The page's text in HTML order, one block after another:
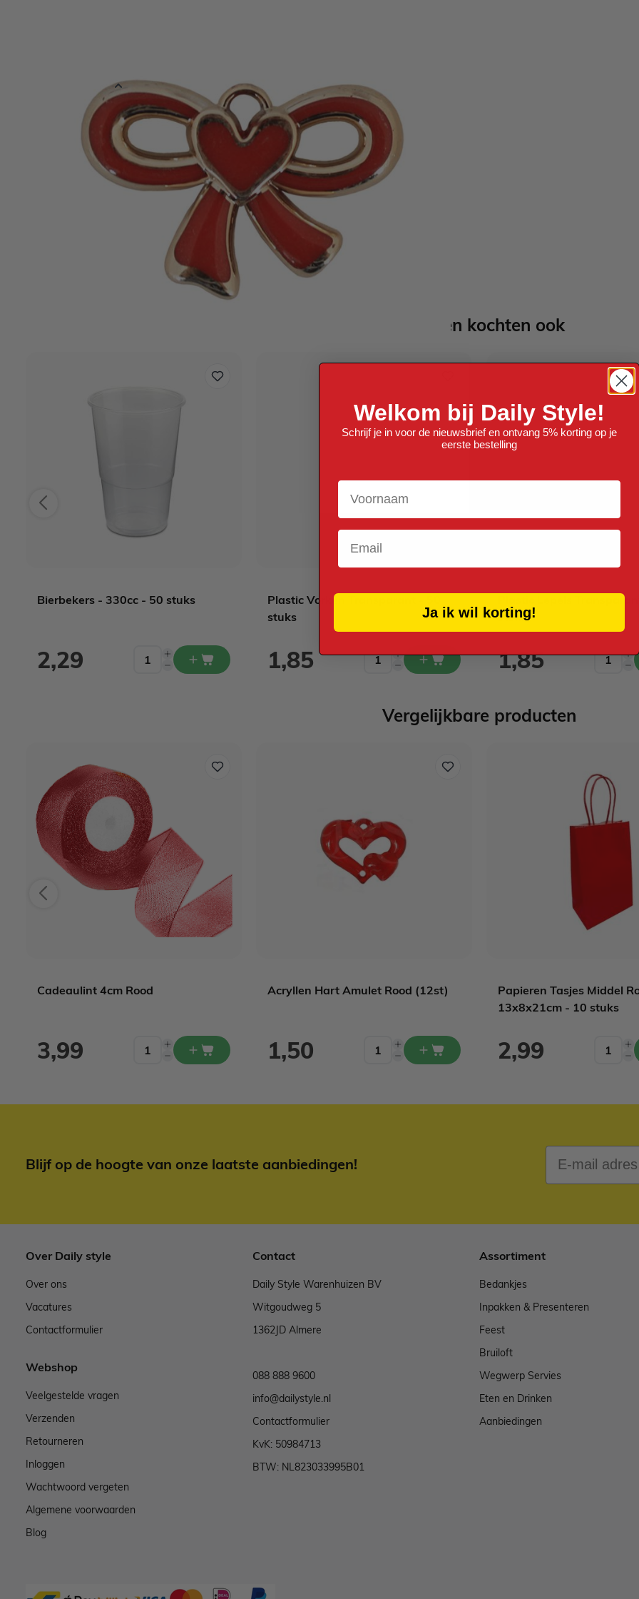
Meer informatie
8788911131151
Plastic
Verpakt per 12 stuks
4,5 x 3 cm
Anderen kochten ook
Bierbekers - 330cc - 50 stuks
2,29
Plastic Vorken Transparant - 50
stuks
1,85
Plastic Lepels
stuks
1,85
Vergelijkbare producten
Cadeaulint 4cm Rood
3,99
Acryllen Hart Amulet Rood (12st)
1,50
Papieren Tasjes Middel
13x8x21cm - 10 stuks
2,99
Blijf op de hoogte van onze laatste aanbiedingen!
E-mail adres
Over Daily style
Over ons
Vacatures
Contactformulier
Webshop
Veelgestelde vragen
Verzenden
Retourneren
Inloggen
Wachtwoord vergeten
Algemene voorwaarden
Blog
Contact
Daily Style Warenhuizen BV
Witgoudweg 5
1362JD Almere
088 888 9600
info@dailystyle.nl
Contactformulier
KvK: 50984713
BTW: NL823033995B01
Assortiment
Bedankjes
Inpakken & Presenteren
Feest
Bruiloft
Wegwerp Servies
Eten en Drinken
Aanbiedingen
Welkom bij Daily Style!
Schrijf je in voor de nieuwsbrief en ontvang 5% korting op je
eerste bestelling
Voornaam
Email
Ja ik wil korting!